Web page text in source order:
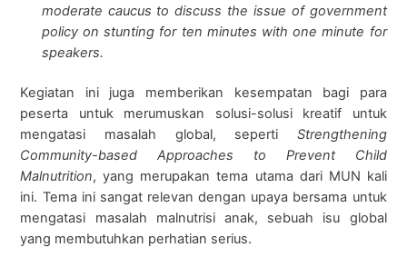
moderate caucus to discuss the issue of government
policy on stunting for ten minutes with one minute for
speakers.
Kegiatan ini juga memberikan kesempatan bagi para
peserta untuk merumuskan solusi-solusi kreatif untuk
mengatasi masalah global, seperti Strengthening
Community-based Approaches to Prevent Child
Malnutrition, yang merupakan tema utama dari MUN kali
ini. Tema ini sangat relevan dengan upaya bersama untuk
mengatasi masalah malnutrisi anak, sebuah isu global
yang membutuhkan perhatian serius.